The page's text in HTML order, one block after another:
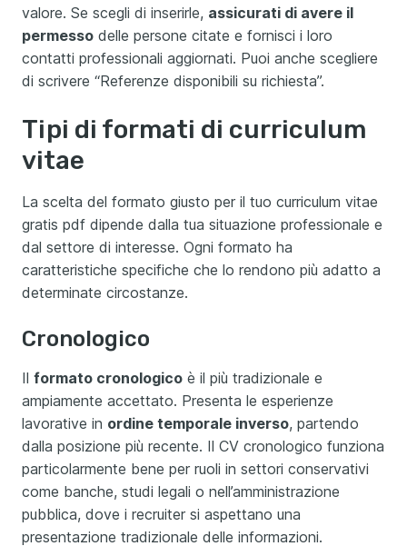
valore. Se scegli di inserirle, assicurati di avere il
permesso delle persone citate e fornisci i loro
contatti professionali aggiornati. Puoi anche scegliere
di scrivere “Referenze disponibili su richiesta”.
Tipi di formati di curriculum
vitae
La scelta del formato giusto per il tuo curriculum vitae
gratis pdf dipende dalla tua situazione professionale e
dal settore di interesse. Ogni formato ha
caratteristiche specifiche che lo rendono più adatto a
determinate circostanze.
Cronologico
Il formato cronologico è il più tradizionale e
ampiamente accettato. Presenta le esperienze
lavorative in ordine temporale inverso, partendo
dalla posizione più recente. Il CV cronologico funziona
particolarmente bene per ruoli in settori conservativi
come banche, studi legali o nell’amministrazione
pubblica, dove i recruiter si aspettano una
presentazione tradizionale delle informazioni.